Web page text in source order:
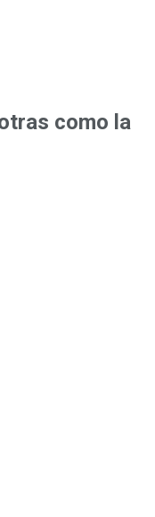
como la